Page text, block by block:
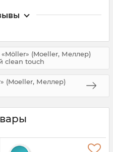
(Moeller, Меллер)
clean touch
(Moeller, Меллер)